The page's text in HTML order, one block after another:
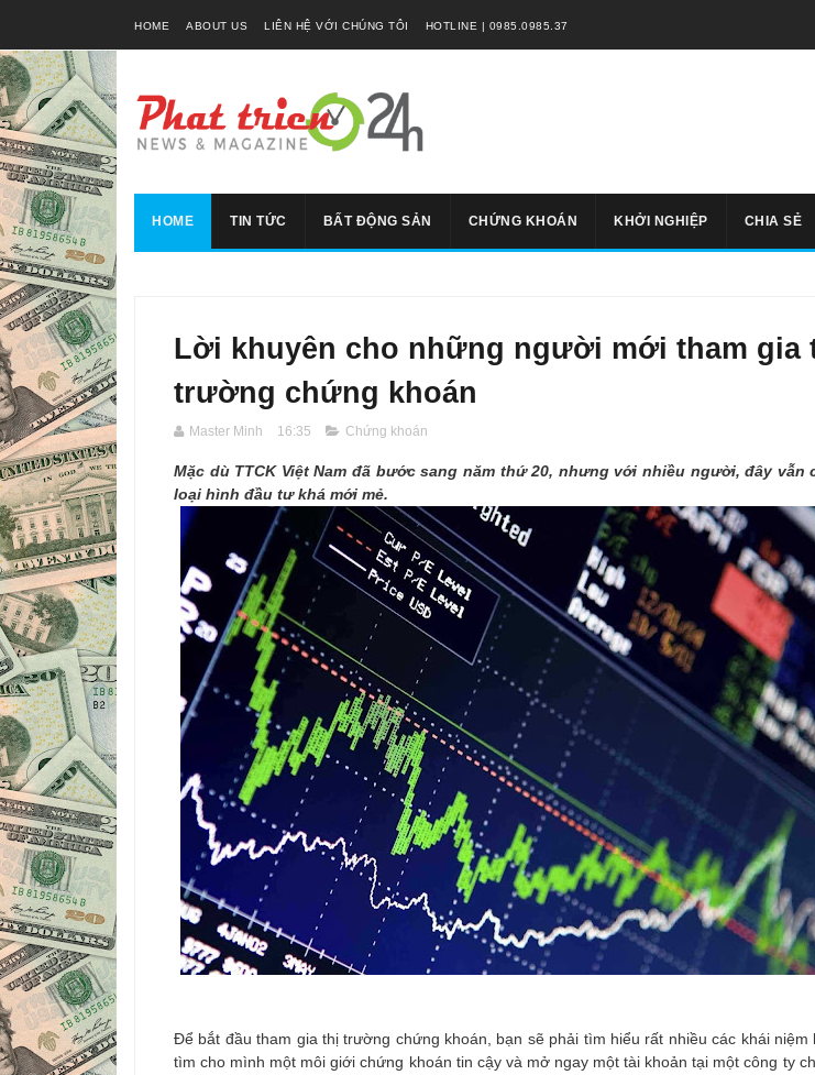
HOME ABOUT US LIÊN HỆ VỚI CHÚNG TÔI HOTLINE | 0985.0985.37
HOME TIN TỨC BẤT ĐỘNG SẢN CHỨNG KHOÁN KHỞI NGHIỆP CHIA SẺ
Lời khuyên cho những người mới tham gia
trường chứng khoán
Master Minh 16:35 Chứng khoán
Mặc dù TTCK Việt Nam đã bước sang năm thứ 20, nhưng với nhiều người, đây vẫn
loại hình đầu tư khá mới mẻ.
Để bắt đầu tham gia thị trường chứng khoán, bạn sẽ phải tìm hiểu rất nhiều các khái niệm
tìm cho mình một môi giới chứng khoán tin cậy và mở ngay một tài khoản tại một công ty